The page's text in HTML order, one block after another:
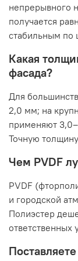
непрерывного
получается
стабильным по
Какая
фасада?
Для
2,0 мм; на
применяют
Точную
Чем PVDF
PVDF
и городской
Полиэстер
ответственных